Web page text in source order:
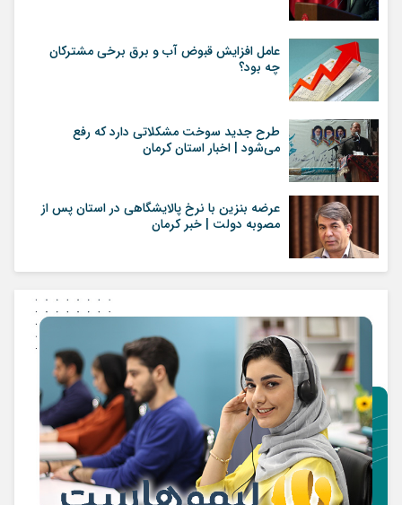
عامل افزایش قبوض آب و برق برخی مشترکان
چه بود؟
طرح جدید سوخت مشکلاتی دارد که رفع
می‌شود | اخبار استان کرمان
عرضه بنزین با نرخ پالایشگاهی در استان پس از
مصوبه دولت | خبر کرمان